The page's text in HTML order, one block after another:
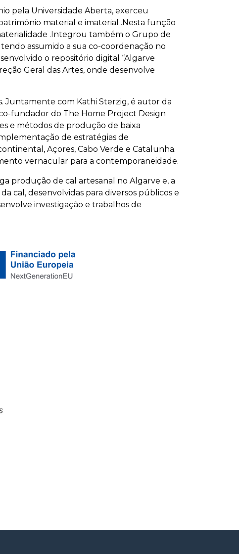
pela Universidade Aberta, exerceu
material e imaterial .Nesta função
.Integrou também o Grupo de
assumido a sua co-coordenação no
o repositório digital “Algarve
Geral das Artes, onde desenvolve
Juntamente com Kathi Sterzig, é autor da
fundador do The Home Project Design
e métodos de produção de baixa
de estratégias de
Açores, Cabo Verde e Catalunha.
vernacular para a contemporaneidade.
produção de cal artesanal no Algarve e, a
cal, desenvolvidas para diversos públicos e
investigação e trabalhos de